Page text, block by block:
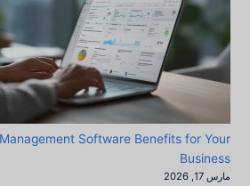
Software Benefits for Your
Business
مارس 17, 2026